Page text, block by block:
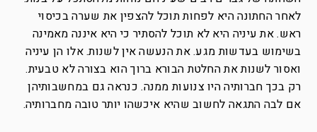
לאחר החתונה היא לפחות תוכל להצפין את שערה בכיסוי
ראש. את עיניה היא לא תוכל להסתיר כי היא איננה מאמינה
בשימוש בעדשות מגע. את הנעשה אין לשנות. אלו הן עיניה
ואסור לשנות את החלטת הבורא ברוך הוא בצורה לא טבעית.
רק בכך חברותיה היו צנועות ממנה. כנראה גם במחשבותיהן
אם לבה התגאה לחשוב שהיא איכשהו יותר טובה מחברותיה.